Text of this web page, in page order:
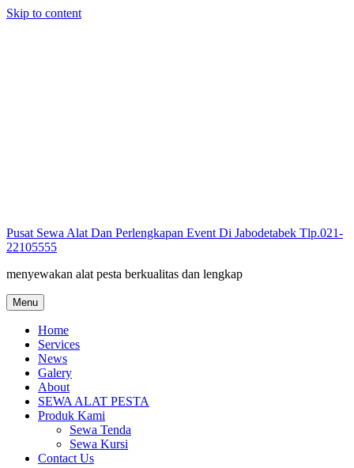
Skip to content
Pusat Sewa Alat Dan Perlengkapan Event Di Jabodetabek Tlp.021-
22105555
menyewakan alat pesta berkualitas dan lengkap
Menu
Home
Services
News
Galery
About
SEWA ALAT PESTA
Produk Kami
Sewa Tenda
Sewa Kursi
Contact Us